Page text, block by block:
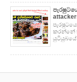
කරන්නේ
යුටියුබයේ